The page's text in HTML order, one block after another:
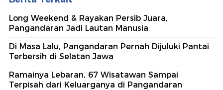
Long Weekend & Rayakan Persib Juara,
Pangandaran Jadi Lautan Manusia
Di Masa Lalu, Pangandaran Pernah Dijuluki Pantai
Terbersih di Selatan Jawa
Ramainya Lebaran, 67 Wisatawan Sampai
Terpisah dari Keluarganya di Pangandaran